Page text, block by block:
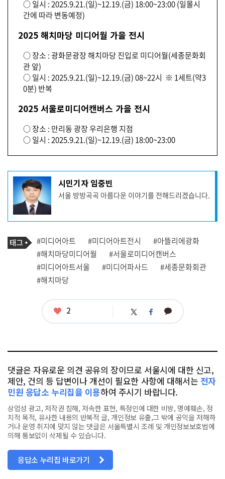
○ 일시 : 2025.9.21.(일)~12.19.(금) 18:00~23:00 (일몰시
간에 따라 변동예정)
2025 해치마당 미디어월 가을 전시
○ 장소 : 광화문광장 해치마당 진입로 미디어월(세종문화회
관 앞)
○ 일시 : 2025.9.21.(일)~12.19.(금) 08~22시 ※ 1세트(약3
0분) 반복
2025 서울로미디어캔버스 가을 전시
○ 장소 : 만리동 광장 우리은행 지점
○ 일시 : 2025.9.21.(일)~12.19.(금) 18:00~23:00
기
사
작
성
자
프
필
시민기자 임중빈
서울 방방곡곡 아름다운 이야기를 전해드리겠습니다.
기
사
관
련
태
그
태
그
#미디어아트 #미디어아트전시
#아뜰리에광화
#해치마당미디어월
#서울로미디어캔버스
#미디어아트서울
#미디어파사드
#세종문화회관
#해치마당
좋
2 트 페 카
댓글은 자유로운 의견 공유의 장이므로 서울시에 대한 신고,
제안, 건의 등 답변이나 개선이 필요한 사항에 대해서는 전자
민원 응답소 누리집을 이용하여 주시기 바랍니다.
상업성 광고, 저작권 침해, 저속한 표현, 특정인에 대한 비방, 명예훼손, 정
치적 목적, 유사한 내용의 반복적 글, 개인정보 유출,그 밖에 공익을 저해하
거나 운영 취지에 맞지 않는 댓글은 서울특별시 조례 및 개인정보보호법에
의해 통보없이 삭제될 수 있습니다.
응답소 누리집 바로가기